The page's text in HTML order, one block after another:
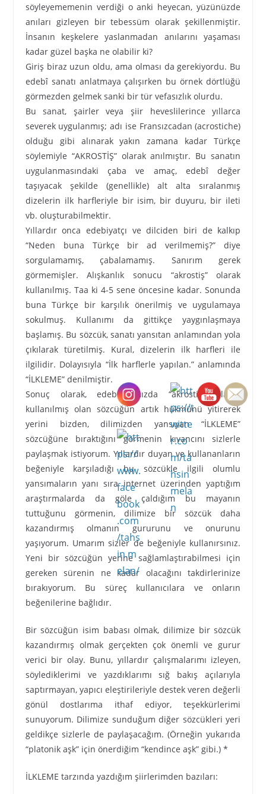
söyleyememenin verdiği o anki heyecan, yüzünüzde
anıları gizleyen bir tebessüm olarak şekillenmiştir.
İnsanın keşkelere yaslanmadan anılarını yaşaması
kadar güzel başka ne olabilir ki?
Giriş biraz uzun oldu, ama olması da gerekiyordu. Bu
edebî sanatı anlatmaya çalışırken bu örnek dörtlüğü
görmezden gelmek sanki bir tür vefasızlık olurdu.
Bu sanat, şairler veya şiir heveslilerince yıllarca
severek uygulanmış; adı ise Fransızcadan (acrostiche)
olduğu gibi alınarak yakın zamana kadar Türkçe
söylemiyle “AKROSTİŞ” olarak anılmıştır. Bu sanatın
uygulanmasındaki çaba ve amaç, edebî değer
taşıyacak şekilde (genellikle) alt alta sıralanmış
dizelerin ilk harfleriyle bir isim, bir duyuru, bir ileti
vb. oluşturabilmektir.
Yıllardır onca edebiyatçı ve dilciden biri de kalkıp
“Neden buna Türkçe bir ad verilmemiş?” diye
sorgulamamış, çabalamamış. Sanırım gerek
görmemişler. Alışkanlık sonucu “akrostiş” olarak
kullanılmış. Taa ki 4-5 sene öncesine kadar. Sonunda
buna Türkçe bir karşılık önerilmiş ve uygulamaya
sokulmuş. Kullanımı da gittikçe yaygınlaşmaya
başlamış. Bu sözcük, sanatı yansıtan anlamından yola
çıkılarak türetilmiş. Kural, dizelerin ilk harfleri ile
ilgilidir. Dolayısıyla “İlk harflerle yapılan.” anlamında
“İLKLEME” denilmiştir.
Sonuç olarak, edebiyatımızda “akrostiş” olarak
kullanılmış olan sözcüğün artık hükmünü yitirerek
yerini bizden, dilimizden yansıyan “İLKLEME”
sözcüğüne bıraktığını görmenin kıvancını sizlerle
paylaşmak istiyorum. Yıllardır duyan ve kullananların
beğeniyle karşıladığı bu sözcükle ilgili olumlu
yansımaların yanı sıra internet üzerinden yaptığım
araştırmalarda da göle çaldığım bu mayanın
tuttuğunu görmenin, dilimize bir sözcük daha
kazandırmış olmanın gururunu ve onurunu
yaşıyorum. Umarım sizler de beğeniyle kullanırsınız.
Yeni bir sözcüğün yerine sağlamlaştırabilmesi için
gereken sürenin ne kadar olacağını takdirlerinize
bırakıyorum. Bu süreç kullanıcılara ve onların
beğenilerine bağlıdır.
Bir sözcüğün isim babası olmak, dilimize bir sözcük
kazandırmış olmak gerçekten çok önemli ve gurur
verici bir olay. Bunu, yıllardır çalışmalarımı izleyen,
söylediklerimi ve yazdıklarımı sığ bakış açılarıyla
saptırmayan, yapıcı eleştirileriyle destek veren değerli
gönül dostlarıma ithaf ediyor, teşekkürlerimi
sunuyorum. Dilimize sunduğum diğer sözcükleri yeri
geldikçe sizlerle de paylaşacağım. (Örneğin yukarıda
“platonik aşk” için önerdiğim “kendince aşk” gibi.) *
İLKLEME tarzında yazdığım şiirlerimden bazıları: